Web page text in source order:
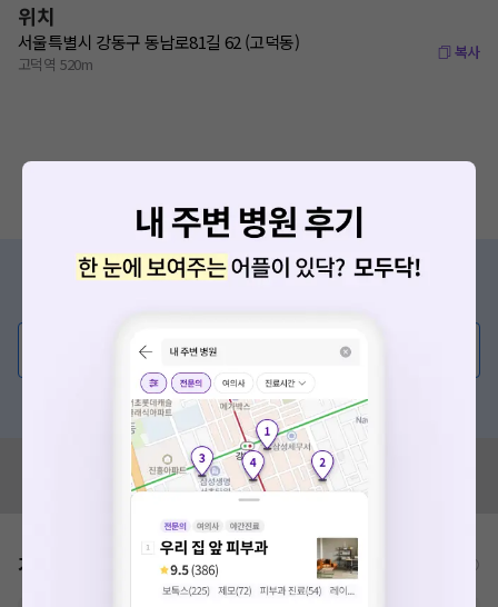
위치
서울특별시 강동구 동남로81길 62 (고덕동)
고덕역 520m
복사
증상/치료, 궁금한 점이 있나요?
💬 무엇이든 물어보세요
혹은, 의료상담 서비스에 다양한 게시글 보러가기
혹시 잘못된 병원정보가 있나요?
모두닥 팀에 알려주세요!
가격표 비급여/급여 진료란?